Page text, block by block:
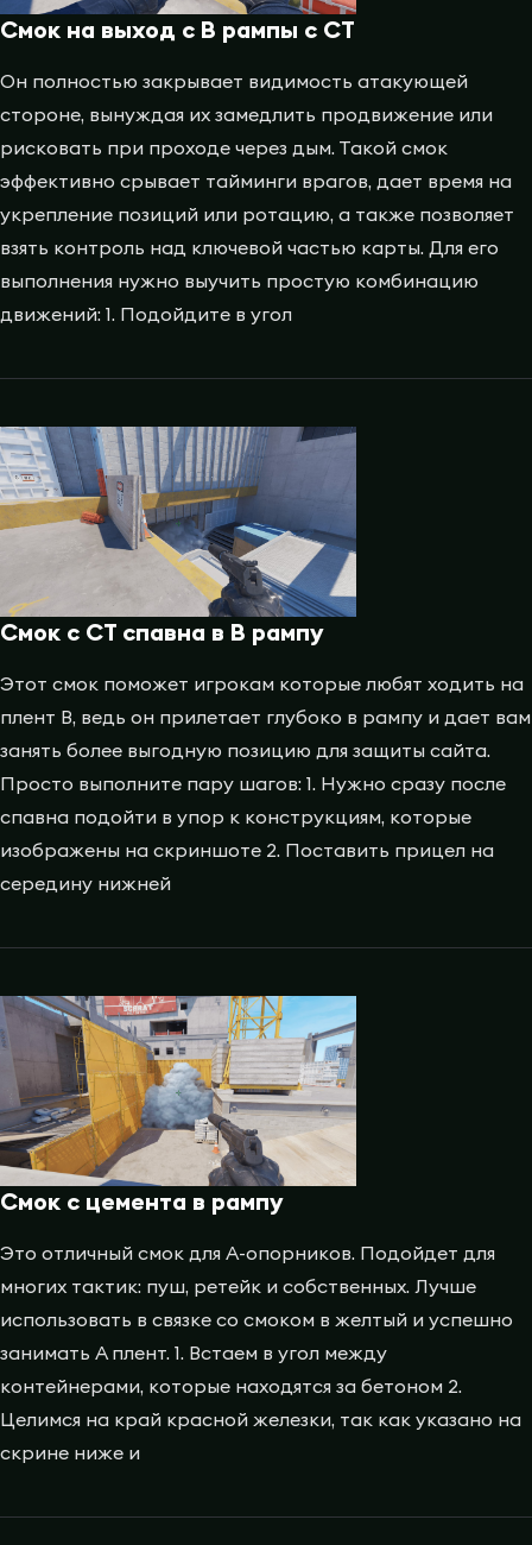
Смок на выход с B рампы с CT
Он полностью закрывает видимость атакующей
стороне, вынуждая их замедлить продвижение или
рисковать при проходе через дым. Такой смок
эффективно срывает тайминги врагов, дает время на
укрепление позиций или ротацию, а также позволяет
взять контроль над ключевой частью карты. Для его
выполнения нужно выучить простую комбинацию
движений: 1. Подойдите в угол
Смок с CT спавна в B рампу
Этот смок поможет игрокам которые любят ходить на
плент B, ведь он прилетает глубоко в рампу и дает вам
занять более выгодную позицию для защиты сайта.
Просто выполните пару шагов: 1. Нужно сразу после
спавна подойти в упор к конструкциям, которые
изображены на скриншоте 2. Поставить прицел на
середину нижней
Смок с цемента в рампу
Это отличный смок для A-опорников. Подойдет для
многих тактик: пуш, ретейк и собственных. Лучше
использовать в связке со смоком в желтый и успешно
занимать A плент. 1. Встаем в угол между
контейнерами, которые находятся за бетоном 2.
Целимся на край красной железки, так как указано на
скрине ниже и